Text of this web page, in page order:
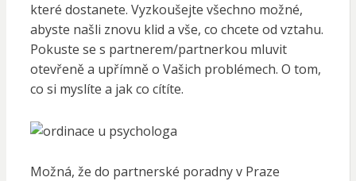
které dostanete. Vyzkoušejte všechno možné,
abyste našli znovu klid a vše, co chcete od vztahu.
Pokuste se s partnerem/partnerkou mluvit
otevřeně a upřímně o Vašich problémech. O tom,
co si myslíte a jak co cítíte.
Možná, že do partnerské poradny v Praze